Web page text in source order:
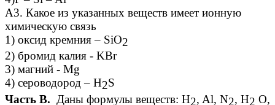
А3. Какое из указанных веществ имеет ионную
химическую связь
1) оксид кремния – SiO2
2) бромид калия - KBr
3) магний - Mg
4) сероводород – H2S
Часть В. Даны формулы веществ: H2, Al, N2, H2 O,